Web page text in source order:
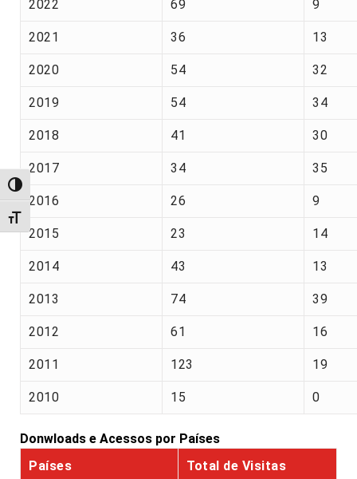
Alternar alto contraste
Alternar tamanho da fonte
2022 69 9
2021 36 13
2020 54 32
2019 54 34
2018 41 30
2017 34 35
2016 26 9
2015 23 14
2014 43 13
2013 74 39
2012 61 16
2011 123 19
2010 15 0
Donwloads e Acessos por Países
Países
Total de Visitas